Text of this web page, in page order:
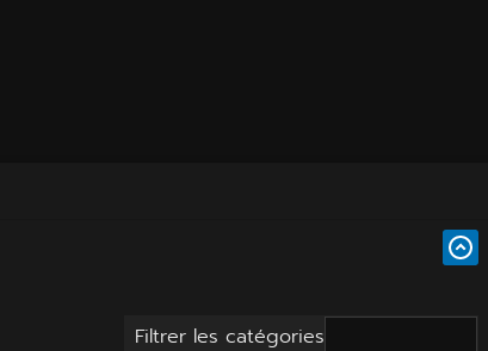
Filtrer les catégories